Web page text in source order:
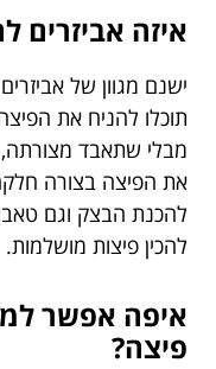
איזה אביזרים
ישנם מגוון של
תוכלו להניח את
מבלי שתאבד מצורתה,
את הפיצה בצורה חלקה,
להכנת הבצק וגם
להכין פיצות מושלמות.
איפה אפשר
פיצה?